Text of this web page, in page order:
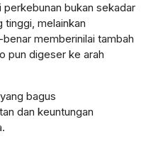
perkebunan bukan sekadar
tinggi, melainkan
benar memberinilai tambah
pun digeser ke arah
yang bagus
dan keuntungan
.